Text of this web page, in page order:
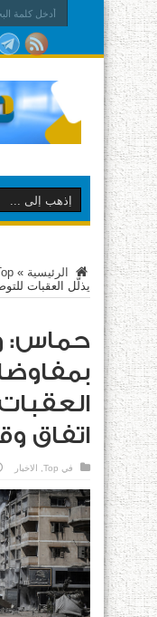
الرئيسية »
يذلّل العقبات
حماس:
اتفاق
في Top الاخبار